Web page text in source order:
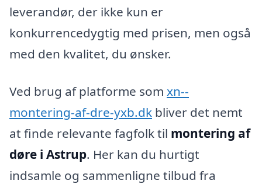
leverandør, der ikke kun er
konkurrencedygtig med prisen, men også
med den kvalitet, du ønsker.
Ved brug af platforme som xn--
montering-af-dre-yxb.dk bliver det nemt
at finde relevante fagfolk til montering af
døre i Astrup. Her kan du hurtigt
indsamle og sammenligne tilbud fra